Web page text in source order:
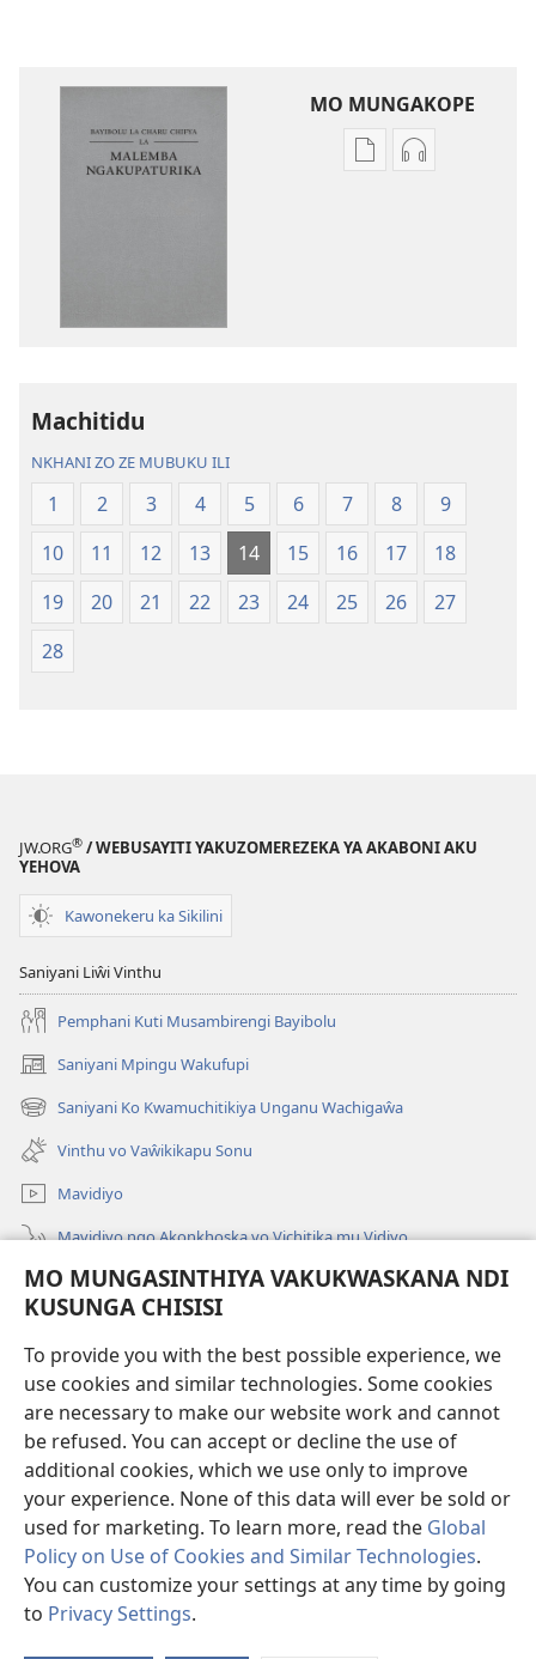
MO MUNGASINTHIYA VAKUKWASKANA NDI
KUSUNGA CHISISI
To provide you with the best possible experience, we
use cookies and similar technologies. Some cookies
are necessary to make our website work and cannot
be refused. You can accept or decline the use of
additional cookies, which we use only to improve
your experience. None of this data will ever be sold or
used for marketing. To learn more, read the Global
Policy on Use of Cookies and Similar Technologies.
You can customize your settings at any time by going
to Privacy Settings.
MO MUNGAKOPE
NthowaNthowa
Machitidu
NKHANI ZO ZE MUBUKU ILI
1 2 3 4 5 6 7 8
9
10
11 12 13 14 15 16 17
18
19
20 21 22 23 24 25 26
27
28
JW.ORG® / WEBUSAYITI YAKUZOMEREZEKA YA AKABONI AKU
YEHOVA
Kawonekeru ka Sikilini
Saniyani Liŵi Vinthu
Pemphani Kuti Musambirengi Bayibolu
Saniyani Mpingu Wakufupi
(Lajula
Peji
Linyaki)
Saniyani Ko Kwamuchitikiya Unganu Wachigaŵa
(Lajula
Peji
Linyaki)
Vinthu vo Vaŵikikapu Sonu
Mavidiyo
Mavidiyo ngo Akonkhoska vo Vichitika mu Vidiyo
Fufuzani
(Lajula
Linyaki)LAYIBULARE YA PA INTANETI
(Lajula
Peji
Linyaki)JW Hub ®
(Lajula
Peji
Linyaki)
Copyright© 2026 Watch Tower Bible and Tract Society of Pennsylvania.
FUNDU ZO MUKHUMBIKA KULONDO
MUNGASINTHIYA VAKUKWASKANA NDI KUSUNGA CHISISI